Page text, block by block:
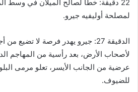
22 دقيقة: خطأ لصالح الميلان في وسط
لمصلحة أوليفيه جيرو.
الدقيقة 27: جيرو يهدر فرصة لا
لأصحاب الأرض، بعد رأسية من المهاجم
عرضية من الجانب الأيسر، تعلو مرمى
للضيوف.